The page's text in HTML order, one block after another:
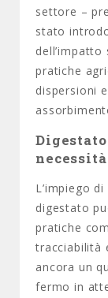
settore –
stato
pratiche
dispersioni
L’impiego di
digestato
pratiche
tracciabilità
ancora un
fermo in